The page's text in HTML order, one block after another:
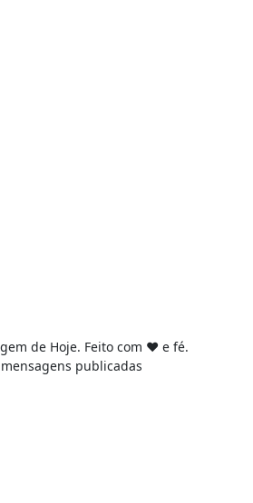
de Hoje. Feito com ❤️ e fé.
publicadas